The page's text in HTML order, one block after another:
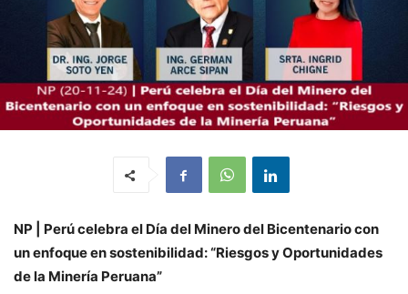
NP | Perú celebra el Día del Minero del Bicentenario con
un enfoque en sostenibilidad: “Riesgos y Oportunidades
de la Minería Peruana”